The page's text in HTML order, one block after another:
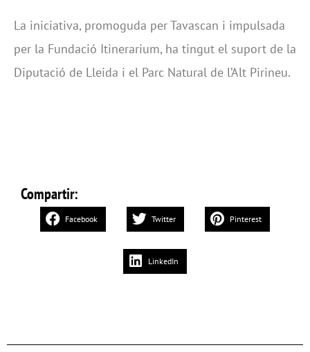
La iniciativa, promoguda per Tavascan i impulsada
per la Fundació Itinerarium, ha tingut el suport de la
Diputació de Lleida i el Parc Natural de l’Alt Pirineu.
Compartir:
Facebook Twitter Pinterest
LinkedIn